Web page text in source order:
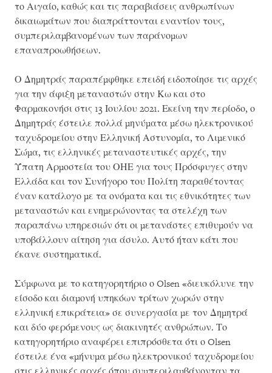
το Αιγαίο, καθώς και τις παραβιάσεις ανθρωπίνων
δικαιωμάτων που διαπράττονται εναντίον τους,
συμπεριλαμβανομένων των παράνομων
επαναπροωθήσεων.
Ο Δημητράς παραπέμφθηκε επειδή ειδοποίησε τις αρχές
για την άφιξη μεταναστών στην Κω και στο
Φαρμακονήσι στις 13 Ιουλίου 2021. Εκείνη την περίοδο, ο
Δημητράς έστειλε πολλά μηνύματα μέσω ηλεκτρονικού
ταχυδρομείου στην Ελληνική Αστυνομία, το Λιμενικό
Σώμα, τις ελληνικές μεταναστευτικές αρχές, την
Ύπατη Αρμοστεία του ΟΗΕ για τους Πρόσφυγες στην
Ελλάδα και τον Συνήγορο του Πολίτη παραθέτοντας
έναν κατάλογο με τα ονόματα και τις εθνικότητες των
μεταναστών και ενημερώνοντας τα στελέχη των
παραπάνω υπηρεσιών ότι οι μετανάστες επιθυμούν να
υποβάλλουν αίτηση για άσυλο. Αυτό ήταν κάτι που
έκανε συστηματικά.
Σύμφωνα με το κατηγορητήριο ο Olsen «διευκόλυνε την
είσοδο και διαμονή υπηκόων τρίτων χωρών στην
ελληνική επικράτεια» σε συνεργασία με τον Δημητρά
και δύο φερόμενους ως διακινητές ανθρώπων. Το
κατηγορητήριο αναφέρει επιπρόσθετα ότι ο Olsen
έστειλε ένα «μήνυμα μέσω ηλεκτρονικού ταχυδρομείου